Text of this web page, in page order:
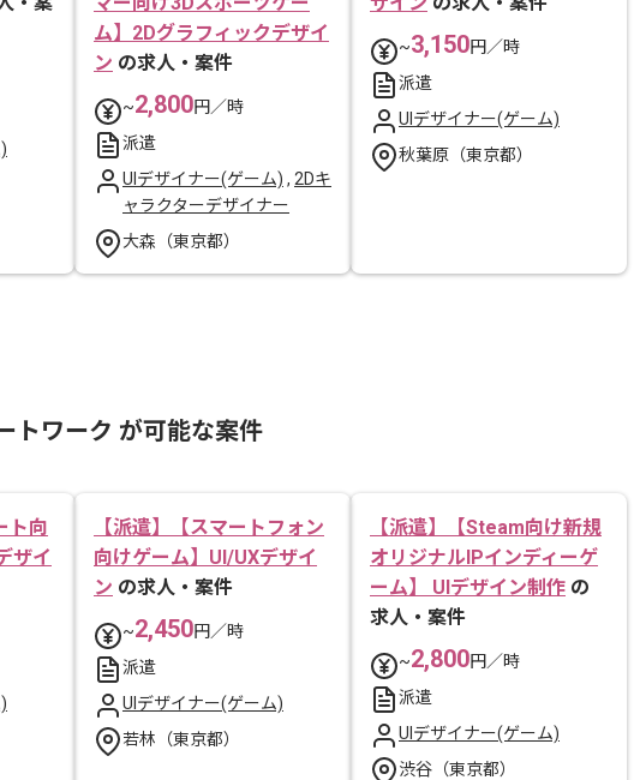
ム】2Dグラフィックデザイ
ン の求人・案件
~2,800円／時
派遣
UIデザイナー(ゲーム) , 2Dキ
ャラクターデザイナー
大森（東京都）
~3,150円／時
派遣
UIデザイナー(ゲーム)
秋葉原（東京都）
トワーク が可能な案件
ト向
ザイ
【派遣】【スマートフォン
向けゲーム】UI/UXデザイ
ン の求人・案件
~2,450円／時
派遣
UIデザイナー(ゲーム)
若林（東京都）
【派遣】【Steam向け新規
オリジナルIPインディーゲ
ーム】 UIデザイン制作 の
求人・案件
~2,800円／時
派遣
UIデザイナー(ゲーム)
渋谷（東京都）